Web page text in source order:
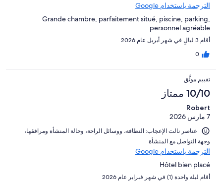
الترجمة باستخدام Google
Grande chambre, parfaitement situé, piscine, parking,
personnel agréable
أقام 3 ليالٍ في شهر أبريل عام 2026
0
تقييم موثَّق
10/10 ممتاز
Robert
7 مارس 2026
عناصر نالت الإعجاب: ⁦النظافة⁩، و⁦وسائل الراحة⁩، و⁦حالة المنشأة ومرافقها⁩،
و⁦جهة التواصل مع المنشأة⁩
الترجمة باستخدام Google
Hôtel bien placé
أقام ليلة واحدة (1) في شهر فبراير عام 2026